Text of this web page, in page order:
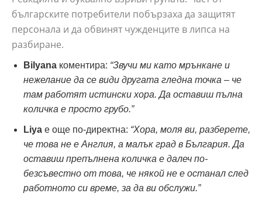
българските потребители побързаха да защитят
персонала и да обвинят чужденците в липса на
разбиране.
Bilyana коментира: “Звучи ми като мрънкане и
нежелание да се види другата гледна точка – че
там работят истински хора. Да оставиш пълна
количка е просто грубо.”
Liya е още по-директна: “Хора, моля ви, разберете,
че това не е Англия, а малък град в България. Да
оставиш препълнена количка е далеч по-
безсъвестно от това, че някой не е останал след
работното си време, за да ви обслужи.”